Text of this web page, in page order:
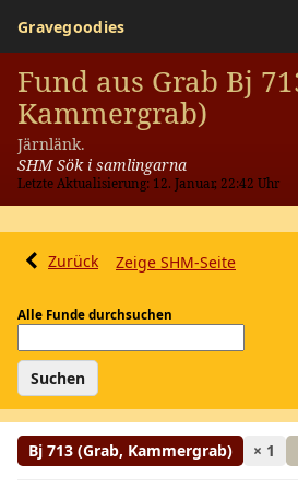
Gravegoodies
Fund aus Grab Bj
Kammergrab)
Järnlänk.
SHM Sök i samlingarna
Letzte Aktualisierung: 12. Januar, 22:42 Uhr
Zurück Zeige SHM-Seite
Alle Funde durchsuchen
Bj 713 (Grab, Kammergrab) × 1